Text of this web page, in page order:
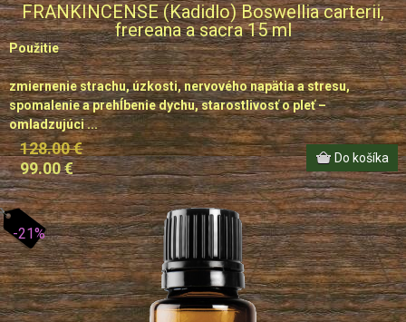
FRANKINCENSE (Kadidlo) Boswellia carterii,
frereana a sacra 15 ml
Použitie
zmiernenie strachu, úzkosti, nervového napätia a stresu,
spomalenie a prehĺbenie dychu, starostlivosť o pleť –
omladzujúci ...
128.00 €
99.00 €
-21%